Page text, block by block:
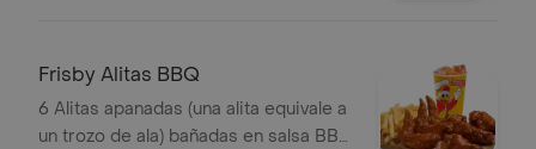
Frisby Alitas BBQ
6 Alitas apanadas (una alita equivale a
un trozo de ala) bañadas en salsa BBQ